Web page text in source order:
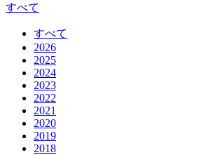
すべて
すべて
2026
2025
2024
2023
2022
2021
2020
2019
2018